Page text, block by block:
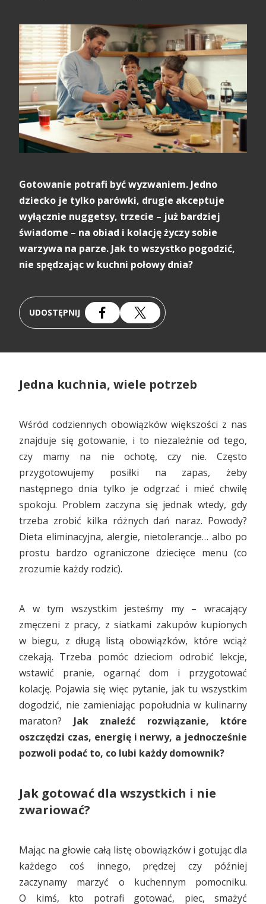
Gotowanie potrafi być wyzwaniem. Jedno
dziecko je tylko parówki, drugie akceptuje
wyłącznie nuggetsy, trzecie – już bardziej
świadome – na obiad i kolację życzy sobie
warzywa na parze. Jak to wszystko pogodzić,
nie spędzając w kuchni połowy dnia?
UDOSTĘPNIJ
Jedna kuchnia, wiele potrzeb
Wśród codziennych obowiązków większości z nas
znajduje się gotowanie, i to niezależnie od tego,
czy mamy na nie ochotę, czy nie. Często
przygotowujemy posiłki na zapas, żeby
następnego dnia tylko je odgrzać i mieć chwilę
spokoju. Problem zaczyna się jednak wtedy, gdy
trzeba zrobić kilka różnych dań naraz. Powody?
Dieta eliminacyjna, alergie, nietolerancje… albo po
prostu bardzo ograniczone dziecięce menu (co
zrozumie każdy rodzic).
A w tym wszystkim jesteśmy my – wracający
zmęczeni z pracy, z siatkami zakupów kupionych
w biegu, z długą listą obowiązków, które wciąż
czekają. Trzeba pomóc dzieciom odrobić lekcje,
wstawić pranie, ogarnąć dom i przygotować
kolację. Pojawia się więc pytanie, jak tu wszystkim
dogodzić, nie zamieniając popołudnia w kulinarny
maraton? Jak znaleźć rozwiązanie, które
oszczędzi czas, energię i nerwy, a jednocześnie
pozwoli podać to, co lubi każdy domownik?
Jak gotować dla wszystkich i nie
zwariować?
Mając na głowie całą listę obowiązków i gotując dla
każdego coś innego, prędzej czy później
zaczynamy marzyć o kuchennym pomocniku.
O kimś, kto potrafi gotować, piec, smażyć